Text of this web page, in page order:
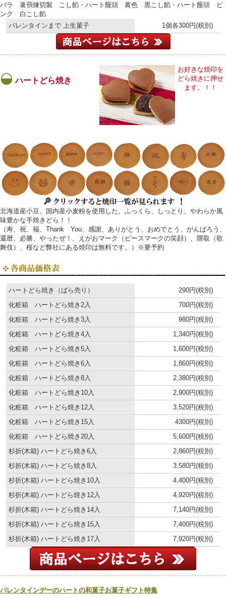
バラ 薯蕷煉切製 こし餡・ハート饅頭 黄色 黒こし餡・ハート饅頭 ピ
ンク 白こし餡
バレンタインまで 上生菓子
1個各300円(税別)
ハートどら焼き
お好きな焼印を
どら焼きに押せ
ます。！！
北海道産小豆、国内産小麦粉を使用した。ふっくら、しっとり、やわらか風
味豊かな手焼きどら！！
（寿、祝、福、Thank You、感謝、ありがとう、おめでとう、がんばろう、
還暦、必勝、やったぜ！、えがおマーク（ピースマークの笑顔）、隈取（歌
舞伎）、桜など弊社にある焼印は無料です。）※要予約
ハートどら焼き（ばら売り）
290円(税別)
化粧箱 ハートどら焼き2入
700円(税別)
化粧箱 ハートどら焼き3入
980円(税別)
化粧箱 ハートどら焼き4入
1,340円(税別)
化粧箱 ハートどら焼き5入
1,600円(税別)
化粧箱 ハートどら焼き6入
1,860円(税別)
化粧箱 ハートどら焼き8入
2,380円(税別)
化粧箱 ハートどら焼き10入
2,900円(税別)
化粧箱 ハートどら焼き12入
3,520円(税別)
化粧箱 ハートどら焼き15入
4300円(税別)
化粧箱 ハートどら焼き20入
5,600円(税別)
杉折(木箱) ハートどら焼き6入
2,860円(税別)
杉折(木箱) ハートどら焼き8入
3,580円(税別)
杉折(木箱) ハートどら焼き10入
4,400円(税別)
杉折(木箱) ハートどら焼き12入
4,920円(税別)
杉折(木箱) ハートどら焼き14入
7,140円(税別)
杉折(木箱) ハートどら焼き15入
7,400円(税別)
杉折(木箱) ハートどら焼き17入
7,920円(税別)
バレンタインデーのハートの和菓子お菓子ギフト特集